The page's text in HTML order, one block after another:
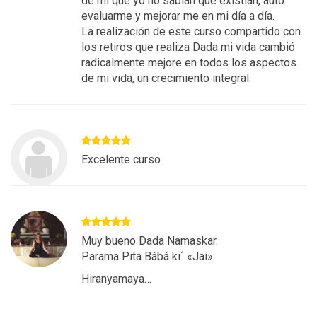
evaluarme y mejorar me en mi día a día.
La realización de este curso compartido con
los retiros que realiza Dada mi vida cambió
radicalmente mejore en todos los aspectos
de mi vida, un crecimiento integral.
Excelente curso
Muy bueno Dada Namaskar.
Parama Pita Bábá ki´ «Jai»
Hiranyamaya…